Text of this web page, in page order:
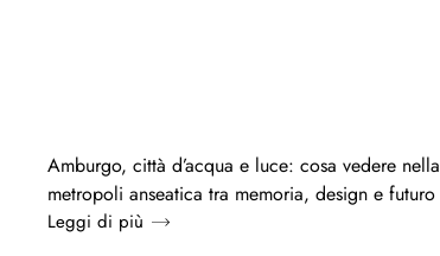
Amburgo, città d’acqua e luce: cosa vedere nella
metropoli anseatica tra memoria, design e futuro
Leggi di più